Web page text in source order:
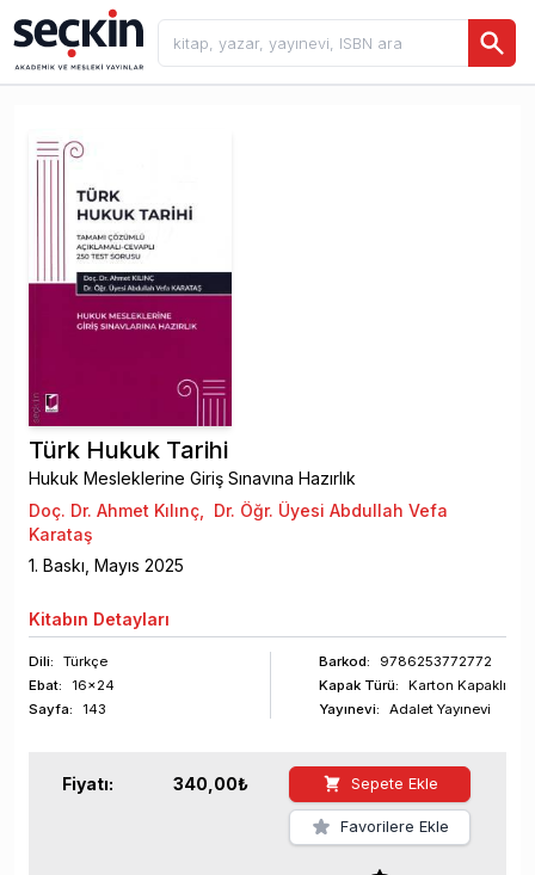
Türk Hukuk Tarihi
Hukuk Mesleklerine Giriş Sınavına Hazırlık
Doç. Dr. Ahmet Kılınç, Dr. Öğr. Üyesi Abdullah Vefa
Karataş
1. Baskı, Mayıs 2025
Kitabın Detayları
Dili:
Türkçe
Ebat:
16x24
Sayfa: 143
Barkod:
9786253772772
Kapak Türü:
Karton Kapaklı
Yayınevi:
Adalet Yayınevi
Fiyatı: 340,00₺ Sepete Ekle
Favorilere Ekle